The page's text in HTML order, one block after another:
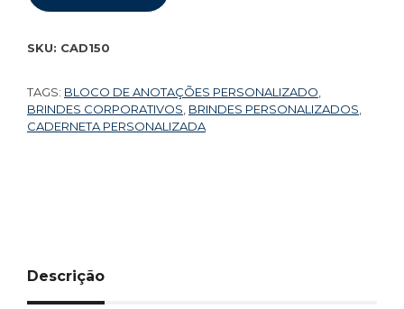
SKU: CAD150
TAGS: BLOCO DE ANOTAÇÕES PERSONALIZADO
BRINDES CORPORATIVOS BRINDES PERSONALIZADOS
CADERNETA PERSONALIZADA
Descrição